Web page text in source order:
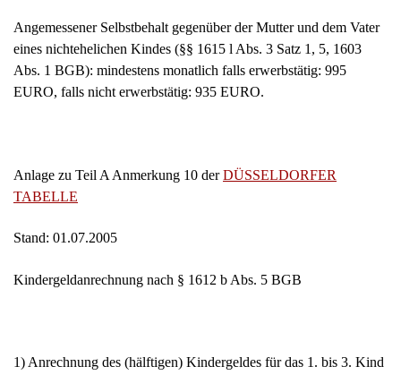
Angemessener Selbstbehalt gegenüber der Mutter und dem Vater
eines nichtehelichen Kindes (§§ 1615 l Abs. 3 Satz 1, 5, 1603
Abs. 1 BGB): mindestens monatlich falls erwerbstätig: 995
EURO, falls nicht erwerbstätig: 935 EURO.
Anlage zu Teil A Anmerkung 10 derDÜSSELDORFER
TABELLE
Stand: 01.07.2005
Kindergeldanrechnung nach § 1612 b Abs. 5 BGB
1) Anrechnung des (hälftigen) Kindergeldes für das 1. bis 3. Kind